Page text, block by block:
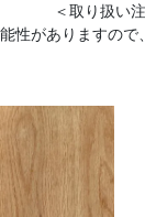
＜取り扱い
性がありますので